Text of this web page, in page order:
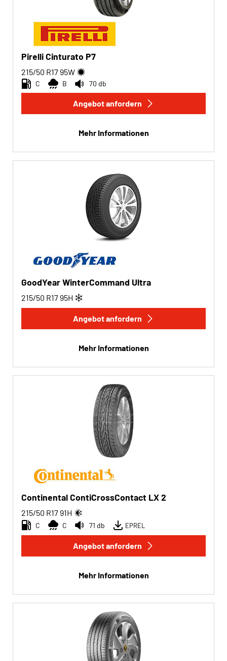
Pirelli Cinturato P7
215/50 R17 95W
C B 70 db
Angebot anfordern
Mehr Informationen
GoodYear WinterCommand Ultra
215/50 R17 95H
Angebot anfordern
Mehr Informationen
Continental ContiCrossContact LX 2
215/50 R17 91H
C C 71 db EPREL
Angebot anfordern
Mehr Informationen